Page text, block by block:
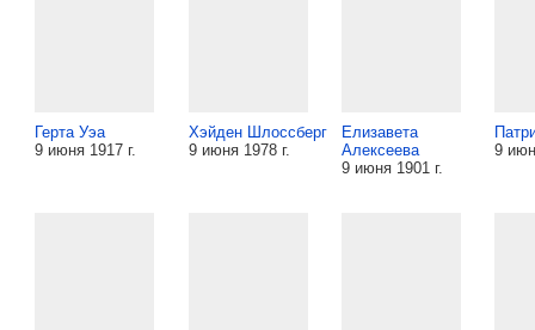
Герта Уэа
9 июня 1917 г.
Хэйден Шлоссберг
9 июня 1978 г.
Елизавета
Алексеева
9 июня 1901 г.
9